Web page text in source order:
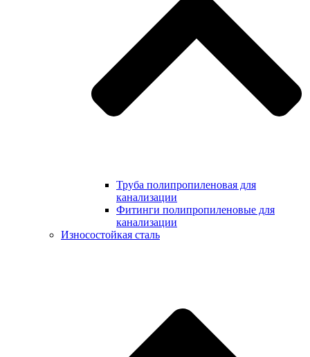
Труба полипропиленовая для
канализации
Фитинги полипропиленовые для
канализации
Износостойкая сталь